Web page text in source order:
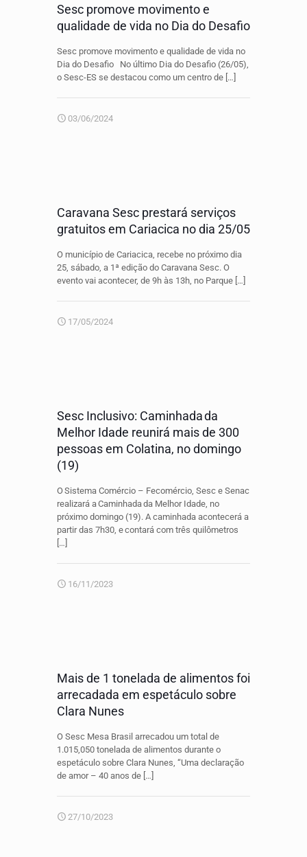
Sesc promove movimento e
qualidade de vida no Dia do Desafio
Sesc promove movimento e qualidade de vida no
Dia do Desafio No último Dia do Desafio (26/05),
o Sesc-ES se destacou como um centro de […]
03/06/2024
Caravana Sesc prestará serviços
gratuitos em Cariacica no dia 25/05
O município de Cariacica, recebe no próximo dia
25, sábado, a 1ª edição do Caravana Sesc. O
evento vai acontecer, de 9h às 13h, no Parque […]
17/05/2024
Sesc Inclusivo: Caminhada da
Melhor Idade reunirá mais de 300
pessoas em Colatina, no domingo
(19)
O Sistema Comércio – Fecomércio, Sesc e Senac
realizará a Caminhada da Melhor Idade, no
próximo domingo (19). A caminhada acontecerá a
partir das 7h30, e contará com três quilômetros
[…]
16/11/2023
Mais de 1 tonelada de alimentos foi
arrecadada em espetáculo sobre
Clara Nunes
O Sesc Mesa Brasil arrecadou um total de
1.015,050 tonelada de alimentos durante o
espetáculo sobre Clara Nunes, “Uma declaração
de amor – 40 anos de […]
27/10/2023